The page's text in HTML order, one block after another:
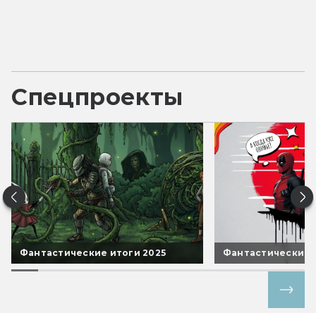
Спецпроекты
Фантастические итоги 2025 Фантастические